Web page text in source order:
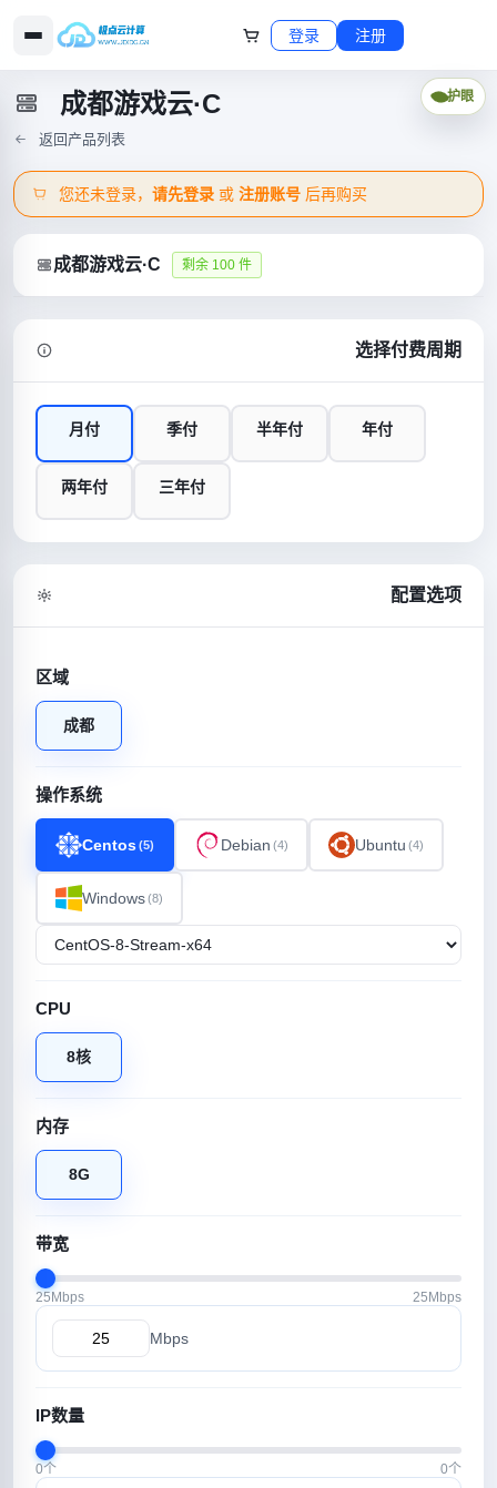
登录 注册
成都游戏云·C
返回产品列表
您还未登录，请先登录 或注册账号 后再购买
成都游戏云·C 剩余 100 件
选择付费周期
月付 季付 半年付 年付
两年付 三年付
配置选项
区域
成都
操作系统
Centos(5) Debian (4) Ubuntu (4)
Windows(8)
CPU
8核
内存
8G
带宽
25Mbps 25Mbps
Mbps
IP数量
0个 0个
护眼